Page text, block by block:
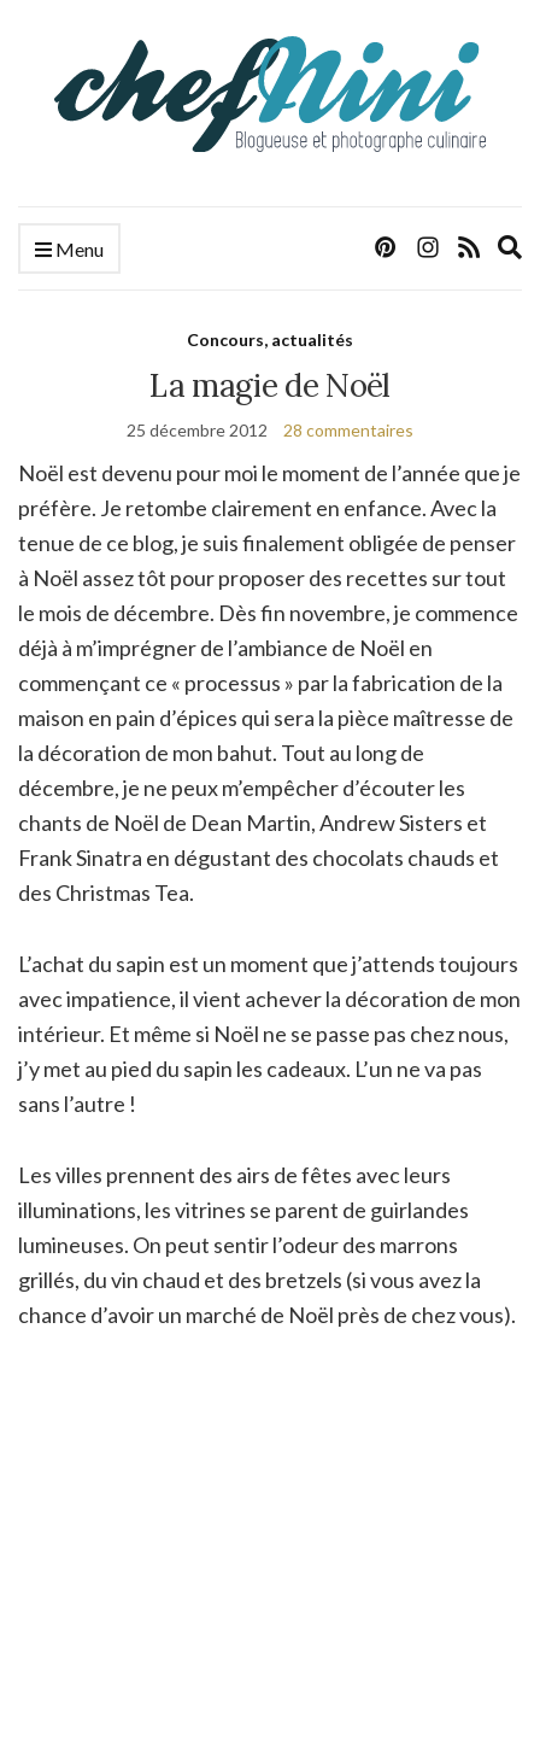
Menu
Concours, actualités
La magie de Noël
25 décembre 2012 28 commentaires
Noël est devenu pour moi le moment de l’année que je
préfère. Je retombe clairement en enfance. Avec la
tenue de ce blog, je suis finalement obligée de penser
à Noël assez tôt pour proposer des recettes sur tout
le mois de décembre. Dès fin novembre, je commence
déjà à m’imprégner de l’ambiance de Noël en
commençant ce « processus » par la fabrication de la
maison en pain d’épices qui sera la pièce maîtresse de
la décoration de mon bahut. Tout au long de
décembre, je ne peux m’empêcher d’écouter les
chants de Noël de Dean Martin, Andrew Sisters et
Frank Sinatra en dégustant des chocolats chauds et
des Christmas Tea.
L’achat du sapin est un moment que j’attends toujours
avec impatience, il vient achever la décoration de mon
intérieur. Et même si Noël ne se passe pas chez nous,
j’y met au pied du sapin les cadeaux. L’un ne va pas
sans l’autre !
Les villes prennent des airs de fêtes avec leurs
illuminations, les vitrines se parent de guirlandes
lumineuses. On peut sentir l’odeur des marrons
grillés, du vin chaud et des bretzels (si vous avez la
chance d’avoir un marché de Noël près de chez vous).